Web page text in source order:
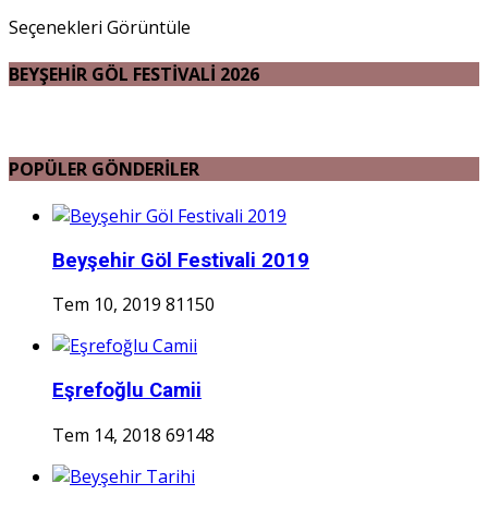
Seçenekleri Görüntüle
BEYŞEHİR GÖL FESTİVALİ 2026
POPÜLER GÖNDERİLER
Beyşehir Göl Festivali 2019
Tem 10, 2019 81150
Eşrefoğlu Camii
Tem 14, 2018 69148